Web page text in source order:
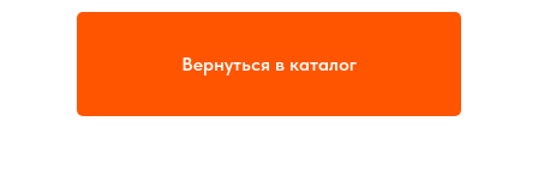
Вернуться в каталог